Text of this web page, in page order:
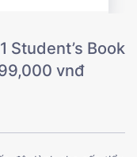
Student’s Book
vnđ